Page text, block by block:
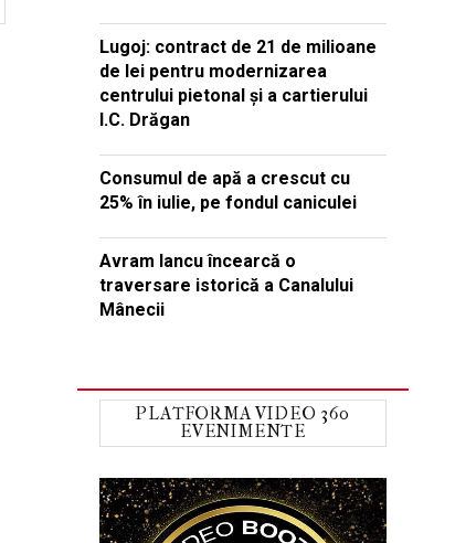
Lugoj: contract de 21 de milioane
de lei pentru modernizarea
centrului pietonal și a cartierului
I.C. Drăgan
Consumul de apă a crescut cu
25% în iulie, pe fondul caniculei
Avram Iancu încearcă o
traversare istorică a Canalului
Mânecii
PLATFORMA VIDEO 360
EVENIMENTE